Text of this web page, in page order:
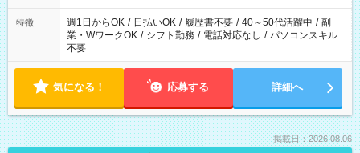
特徴 週1日からOK / 日払いOK / 履歴書不要 / 40～50代活躍中 / 副
業・WワークOK / シフト勤務 / 電話対応なし / パソコンスキル
不要
気になる！ 応募する 詳細へ
掲載日：2026.08.06